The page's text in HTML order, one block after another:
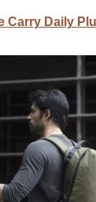
Carry Daily